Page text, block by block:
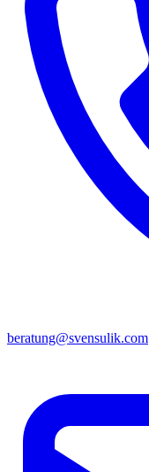
beratung@svensulik.com